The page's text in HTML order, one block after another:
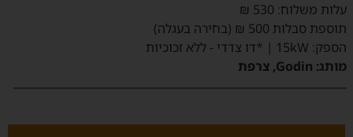
‫עלות משלוח‬: 530 ₪
תוספת סבלות 500 ₪ (בחירה בעגלה)
הספק: 15kW | *דו צדדי - ללא זכוכיות
מותג: Godin, צרפת